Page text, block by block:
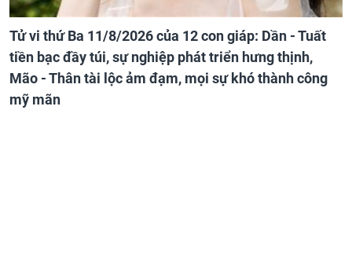
Tử vi thứ Ba 11/8/2026 của 12 con giáp: Dần - Tuất
tiền bạc đầy túi, sự nghiệp phát triển hưng thịnh,
Mão - Thân tài lộc ảm đạm, mọi sự khó thành công
mỹ mãn